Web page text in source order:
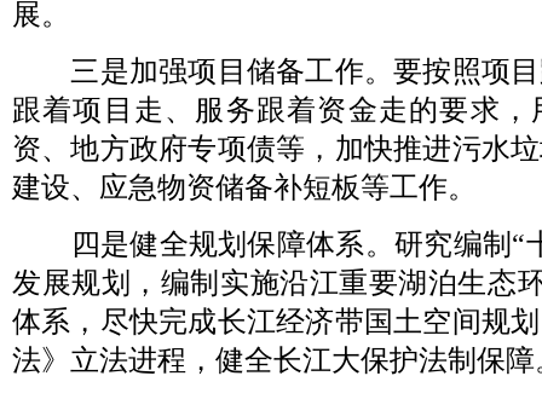
展。
三是加强项目储备工作。要按照项目
跟着项目走、服务跟着资金走的要求
资、地方政府专项债等，加快推进污水
建设、应急物资储备补短板等工作。
四是健全规划保障体系。研究编制“
发展规划，编制实施沿江重要湖泊生态
体系，尽快完成长江经济带国土空间规
法》立法进程，健全长江大保护法制保障